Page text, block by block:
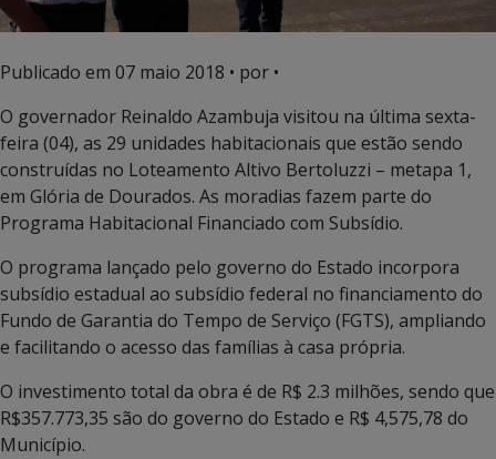
Publicado em 07 maio 2018 • por •
O governador Reinaldo Azambuja visitou na última sexta-
feira (04), as 29 unidades habitacionais que estão sendo
construídas no Loteamento Altivo Bertoluzzi – metapa 1,
em Glória de Dourados. As moradias fazem parte do
Programa Habitacional Financiado com Subsídio.
O programa lançado pelo governo do Estado incorpora
subsídio estadual ao subsídio federal no financiamento do
Fundo de Garantia do Tempo de Serviço (FGTS), ampliando
e facilitando o acesso das famílias à casa própria.
O investimento total da obra é de R$ 2.3 milhões, sendo que
R$357.773,35 são do governo do Estado e R$ 4,575,78 do
Município.